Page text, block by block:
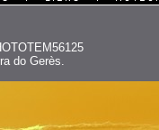
do Gerès.